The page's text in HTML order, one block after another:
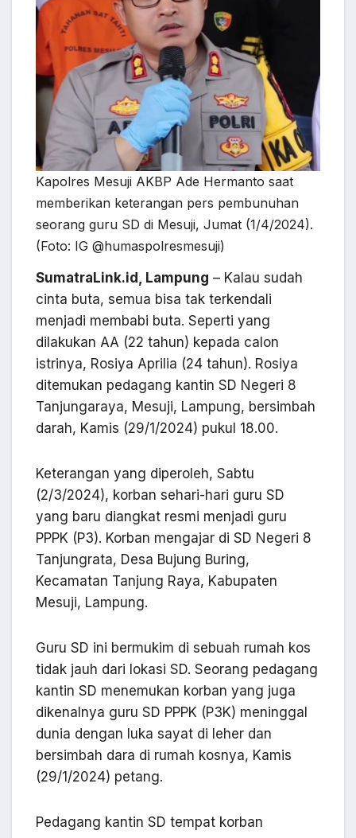
Kapolres Mesuji AKBP Ade Hermanto saat
memberikan keterangan pers pembunuhan
seorang guru SD di Mesuji, Jumat (1/4/2024).
(Foto: IG @humaspolresmesuji)
SumatraLink.id, Lampung – Kalau sudah
cinta buta, semua bisa tak terkendali
menjadi membabi buta. Seperti yang
dilakukan AA (22 tahun) kepada calon
istrinya, Rosiya Aprilia (24 tahun). Rosiya
ditemukan pedagang kantin SD Negeri 8
Tanjungaraya, Mesuji, Lampung, bersimbah
darah, Kamis (29/1/2024) pukul 18.00.
Keterangan yang diperoleh, Sabtu
(2/3/2024), korban sehari-hari guru SD
yang baru diangkat resmi menjadi guru
PPPK (P3). Korban mengajar di SD Negeri 8
Tanjungrata, Desa Bujung Buring,
Kecamatan Tanjung Raya, Kabupaten
Mesuji, Lampung.
Guru SD ini bermukim di sebuah rumah kos
tidak jauh dari lokasi SD. Seorang pedagang
kantin SD menemukan korban yang juga
dikenalnya guru SD PPPK (P3K) meninggal
dunia dengan luka sayat di leher dan
bersimbah dara di rumah kosnya, Kamis
(29/1/2024) petang.
Pedagang kantin SD tempat korban